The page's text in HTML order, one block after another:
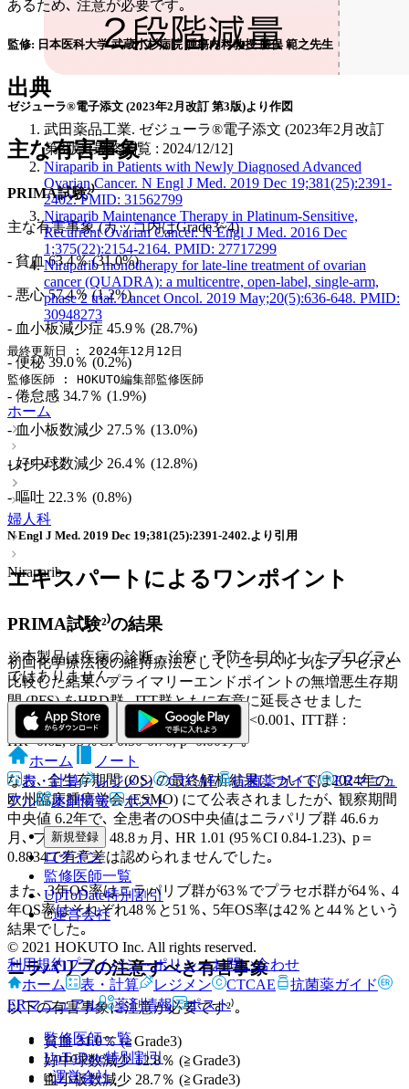
あるため､ 注意が必要です｡
監修: 日本医科大学 武蔵小杉病院 腫瘍内科教授 勝俣 範之先生
出典
武田薬品工業. ゼジューラ®電子添文 (2023年2月改訂
第3版) [最終閲覧 : 2024/12/12]
Niraparib in Patients with Newly Diagnosed Advanced
Ovarian Cancer. N Engl J Med. 2019 Dec 19;381(25):2391-
2402. PMID: 31562799
Niraparib Maintenance Therapy in Platinum-Sensitive,
Recurrent Ovarian Cancer. N Engl J Med. 2016 Dec
1;375(22):2154-2164. PMID: 27717299
Niraparib monotherapy for late-line treatment of ovarian
cancer (QUADRA): a multicentre, open-label, single-arm,
phase 2 trial. Lancet Oncol. 2019 May;20(5):636-648. PMID:
30948273
最終更新日 : 2024年12月12日
監修医師 : HOKUTO編集部監修医師
ホーム
レジメン
婦人科
Niraparib
※本製品は疾病の診断・治療・予防を目的としたプログラム
ではありません。
ホーム
ノート
表・計算
レジメン CTCAE 抗菌薬ガイド
ERマニュ
アル
薬剤情報 ポスト
新規登録
ログイン
監修医師一覧
UpToDate特別割引
運営会社
© 2021 HOKUTO Inc. All rights reserved.
利用規約プライバシーポリシーお問い合わせ
ホーム
表・計算 レジメン CTCAE
抗菌薬ガイド
ERマニュアル
薬剤情報 ポスト
監修医師一覧
UpToDate特別割引
運営会社
ゼジューラ®電子添文 (2023年2月改訂 第3版)より作図
主な有害事象
PRIMA試験²⁾
主な有害事象 (カッコ内はGrade3~4)
- 貧血 63.4％ (31.0%)
- 悪心 57.4％ (1.2%)
- 血小板減少症 45.9％ (28.7%)
- 便秘 39.0％ (0.2%)
- 倦怠感 34.7％ (1.9%)
- 血小板数減少 27.5％ (13.0%)
- 好中球数減少 26.4％ (12.8%)
- 嘔吐 22.3％ (0.8%)
N Engl J Med. 2019 Dec 19;381(25):2391-2402.より引用
エキスパートによるワンポイント
PRIMA試験²⁾の結果
初回化学療法後の維持療法として､ ニラパリブはプラセボと
比較した結果､ プライマリーエンドポイントの無増悪生存期
間 (PFS) をHRD群､ ITT群ともに有意に延長させました
(HRD群 : HR=0.43, 95％CI 0.31-0.59, p<0.001､ ITT群 :
HR=0.62, 95％CI 0.50-0.76, p<0.001)²⁾｡
なお､ 全生存期間 (OS) の最終解析結果については2024年の
欧州臨床腫瘍学会 (ESMO) にて公表されましたが､ 観察期間
中央値 6.2年で､ 全患者のOS中央値はニラパリブ群 46.6ヵ
月､ プラセボ群 48.8ヵ月､ HR 1.01 (95％CI 0.84-1.23)､ p＝
0.8834で有意差は認められませんでした｡
また､ 3年OS率はニラパリブ群が63％でプラセボ群が64％､ 4
年OS率はそれぞれ48％と51％､ 5年OS率は42％と44％という
結果でした｡
ニラパリブの注意すべき有害事象
以下の有害事象に注意が必要です²⁾｡
貧血 31.0％ (≧Grade3)
好中球数減少 12.8％ (≧Grade3)
血小板数減少 28.7％ (≧Grade3)